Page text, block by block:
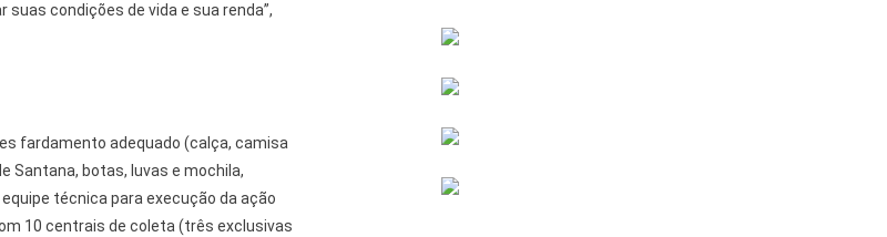
condições de vida e sua renda”,
fardamento adequado (calça, camisa
Santana, botas, luvas e mochila,
técnica para execução da ação
10 centrais de coleta (três exclusivas